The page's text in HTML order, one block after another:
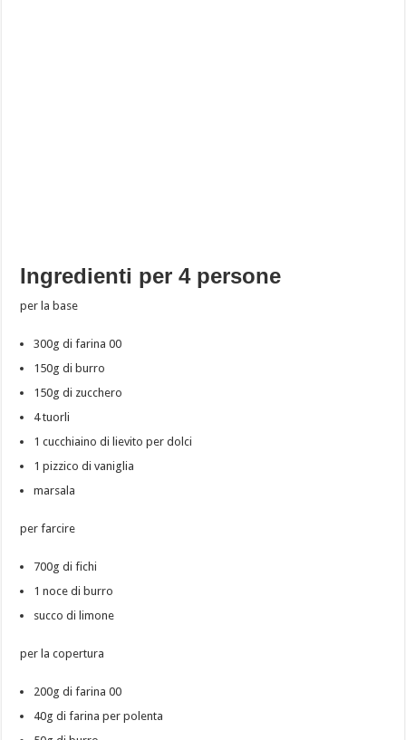
Ingredienti per 4 persone
per la base
300g di farina 00
150g di burro
150g di zucchero
4 tuorli
1 cucchiaino di lievito per dolci
1 pizzico di vaniglia
marsala
per farcire
700g di fichi
1 noce di burro
succo di limone
per la copertura
200g di farina 00
40g di farina per polenta